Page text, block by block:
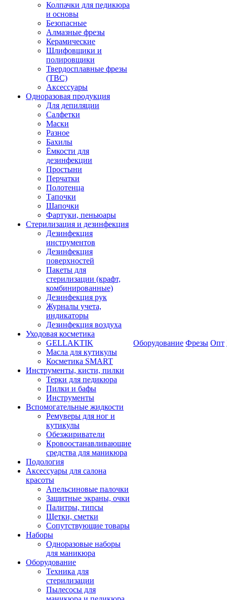
Колпачки для педикюра
и основы
Безопасные
Алмазные фрезы
Керамические
Шлифовщики и
полировщики
Твердосплавные фрезы
(ТВС)
Аксессуары
Одноразовая продукция
Для депиляции
Салфетки
Маски
Разное
Бахилы
Ёмкости для
дезинфекции
Простыни
Перчатки
Полотенца
Тапочки
Шапочки
Фартуки, пеньюары
Стерилизация и дезинфекция
Дезинфекция
инструментов
Дезинфекция
поверхностей
Пакеты для
стерилизации (крафт,
комбинированные)
Дезинфекция рук
Журналы учета,
индикаторы
Дезинфекция воздуха
Уходовая косметика
GELLAKTIK
Масла для кутикулы
Косметика SMART
Инструменты, кисти, пилки
Терки для педикюра
Пилки и бафы
Инструменты
Вспомогательные жидкости
Ремуверы для ног и
кутикулы
Обезжириватели
Кровоостанавливающие
средства для маникюра
Подология
Аксессуары для салона
красоты
Апельсиновые палочки
Защитные экраны, очки
Палитры, типсы
Щетки, сметки
Сопутствующие товары
Наборы
Одноразовые наборы
для маникюра
Оборудование
Техника для
стерилизации
Пылесосы для
Оборудование Фрезы Опт